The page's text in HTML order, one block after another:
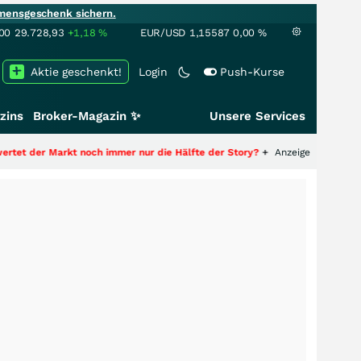
sichern.
29.728,93 +1,18% EUR/USD 1,15587 0,00 %
Login Push-Kurse
Aktie geschenkt!
Broker-Magazin ✨ Unsere Services
noch immer nur die Hälfte der Story?+++ Anzeige